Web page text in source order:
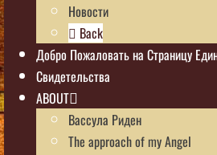
Новости
Back
Добро Пожаловать на Страницу
Свидетельства
ABOUT
Вассула Риден
The approach of my Angel